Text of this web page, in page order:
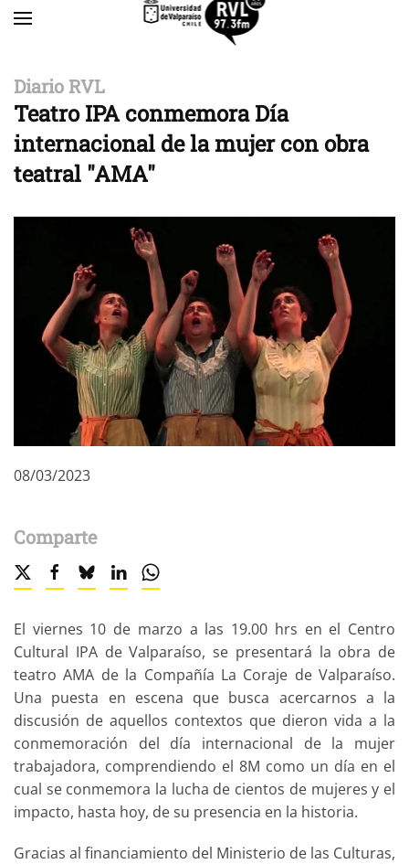
Diario RVL
Teatro IPA conmemora Día
internacional de la mujer con obra
teatral "AMA"
08/03/2023
Comparte
El viernes 10 de marzo a las 19.00 hrs en el Centro
Cultural IPA de Valparaíso, se presentará la obra de
teatro AMA de la Compañía La Coraje de Valparaíso.
Una puesta en escena que busca acercarnos a la
discusión de aquellos contextos que dieron vida a la
conmemoración del día internacional de la mujer
trabajadora, comprendiendo el 8M como un día en el
cual se conmemora la lucha de cientos de mujeres y el
impacto, hasta hoy, de su presencia en la historia.
Gracias al financiamiento del Ministerio de las Culturas,